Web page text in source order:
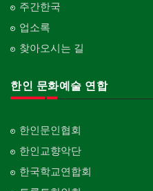
주간한국
업소록
찾아오시는 길
한인 문화예술 연합
한인문인협회
한인교향악단
한국학교연합회